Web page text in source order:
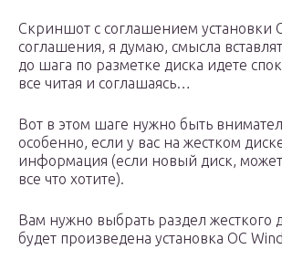
Скриншот с соглашением установки
соглашения, я думаю, смысла
до шага по разметке диска идете
все читая и соглашаясь…
Вот в этом шаге нужно быть
особенно, если у вас на жестком
информация (если новый диск,
все что хотите).
Вам нужно выбрать раздел жесткого
будет произведена установка ОС